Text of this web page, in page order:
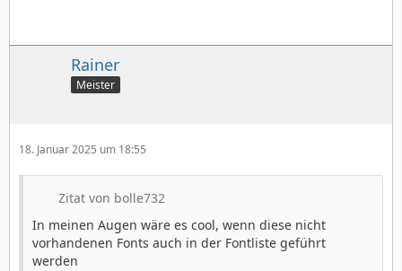
Rainer
Meister
18. Januar 2025 um 18:55
Zitat von bolle732
In meinen Augen wäre es cool, wenn diese nicht
vorhandenen Fonts auch in der Fontliste geführt
werden